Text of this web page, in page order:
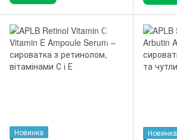
Новинка
Новинка